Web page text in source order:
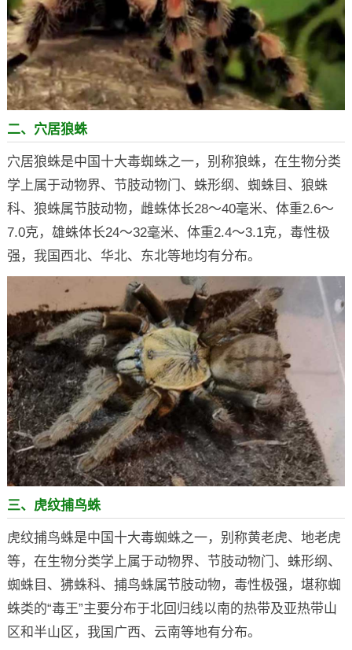
二、穴居狼蛛
穴居狼蛛是中国十大毒蜘蛛之一，别称狼蛛，在生物分类
学上属于动物界、节肢动物门、蛛形纲、蜘蛛目、狼蛛
科、狼蛛属节肢动物，雌蛛体长28～40毫米、体重2.6～
7.0克，雄蛛体长24～32毫米、体重2.4～3.1克，毒性极
强，我国西北、华北、东北等地均有分布。
三、虎纹捕鸟蛛
虎纹捕鸟蛛是中国十大毒蜘蛛之一，别称黄老虎、地老虎
等，在生物分类学上属于动物界、节肢动物门、蛛形纲、
蜘蛛目、狒蛛科、捕鸟蛛属节肢动物，毒性极强，堪称蜘
蛛类的“毒王”主要分布于北回归线以南的热带及亚热带山
区和半山区，我国广西、云南等地有分布。